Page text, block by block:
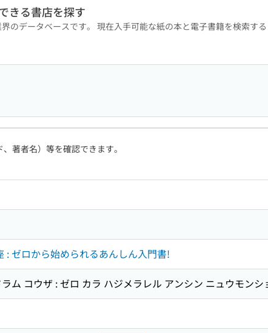
きる書店を探す
のデータベースです。 現在入手可能な紙の本と電子書籍を検索す
著者名）等を確認できます。
: ゼロから始められるあんしん入門書!
ム コウザ : ゼロ カラ ハジメラレル アンシン ニュウモンシ